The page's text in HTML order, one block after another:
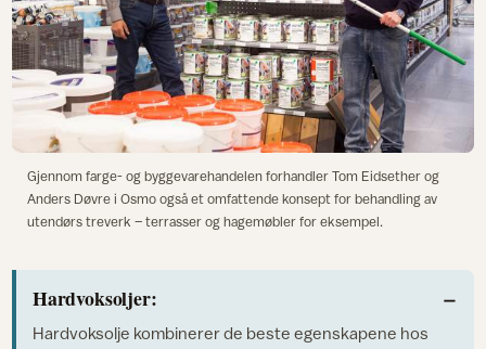
Gjennom farge- og byggevarehandelen forhandler Tom Eidsether og
Anders Døvre i Osmo også et omfattende konsept for behandling av
utendørs treverk – terrasser og hagemøbler for eksempel.
Hardvoksoljer:
Hardvoksolje kombinerer de beste egenskapene hos